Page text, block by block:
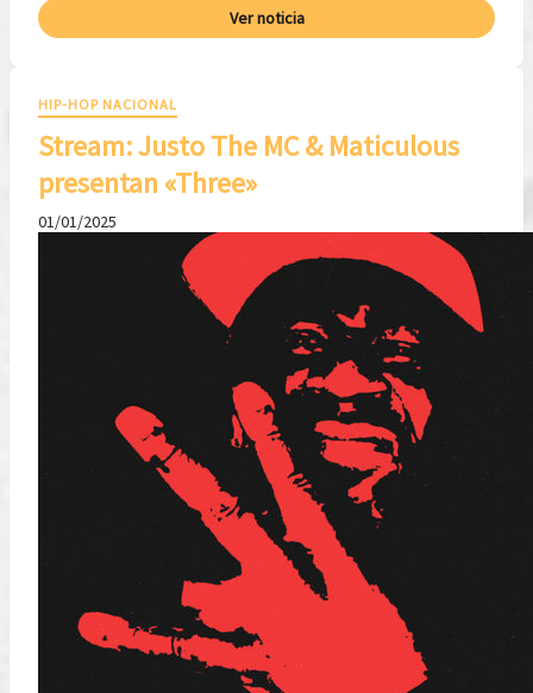
Ver noticia
HIP-HOP NACIONAL
Stream: Justo The MC & Maticulous
presentan «Three»
01/01/2025